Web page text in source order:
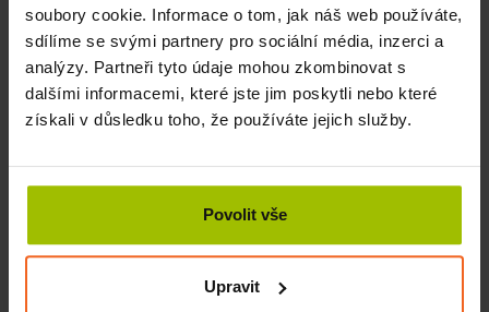
soubory cookie. Informace o tom, jak náš web používáte,
sdílíme se svými partnery pro sociální média, inzerci a
analýzy. Partneři tyto údaje mohou zkombinovat s
dalšími informacemi, které jste jim poskytli nebo které
získali v důsledku toho, že používáte jejich služby.
Povolit vše
Upravit
Zásady správného cvičení s balanční
podložkou
Vždy dodržujte základní postoj:
Nohy mějte mírně rozkročené. Špičky by měly ukazovat
paty. Uvolněte zadek - pánevní kosti by měly táhnout
směrem dolů. Celý hrudní koš musí být zvednutý směrem
dozadu. Bradu tlačte mírně dozadu a čelo směrem ke
stropu tak, aby mezi bradou a hrudní kostí byla mezera.